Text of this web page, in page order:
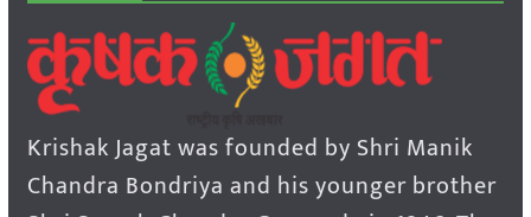
Krishak Jagat was founded by Shri Manik
Chandra Bondriya and his younger brother